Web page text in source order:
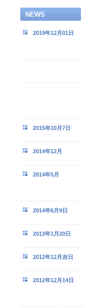
NEWS
2019年12月01日
2015年10月7日
2014年12月
2014年5月
2014年6月9日
2013年1月20日
2012年12月吉日
2012年12月14日